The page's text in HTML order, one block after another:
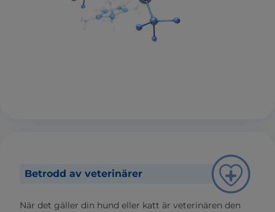
Betrodd av veterinärer
När det gäller din hund eller katt är veterinären den